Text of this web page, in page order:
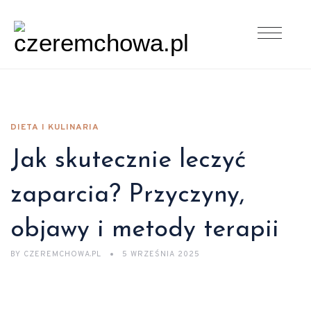
DIETA I KULINARIA
Jak skutecznie leczyć
zaparcia? Przyczyny,
objawy i metody terapii
BY CZEREMCHOWA.PL 5 WRZEŚNIA 2025